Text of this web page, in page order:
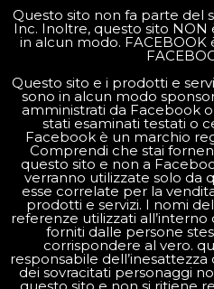
Questo sito non fa parte del
Inc. Inoltre, questo sito
in alcun modo.
Questo sito e i prodotti e
sono in alcun modo
amministrati da Facebook o
stati esaminati testati o
Facebook è un marchio
Comprendi che stai
questo sito e non a
verranno utilizzate solo da
esse correlate per la
prodotti e servizi. I nomi
referenze utilizzati
forniti dalle persone
corrispondere al vero.
responsabile dell’inesattezza
dei sovracitati personaggi
questo sito e non si ritiene